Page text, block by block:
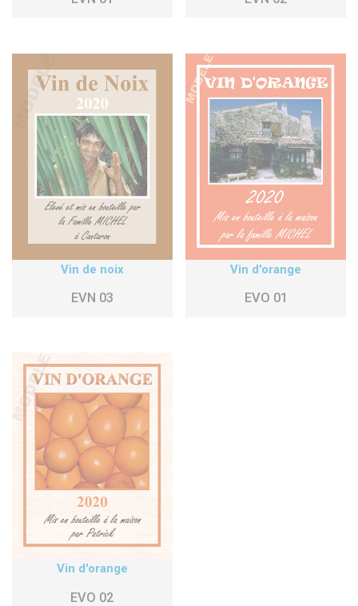
Vin de noix
EVN 03
Vin d'orange
EVO 01
Vin d'orange
EVO 02